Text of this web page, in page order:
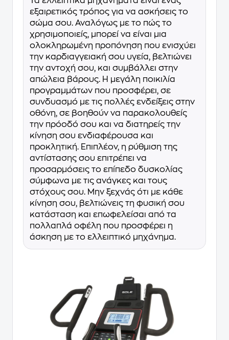
εξαιρετικός τρόπος για να ασκήσεις το
σώμα σου. Αναλόγως με το πώς το
χρησιμοποιείς, μπορεί να είναι μια
ολοκληρωμένη προπόνηση που ενισχύει
την καρδιαγγειακή σου υγεία, βελτιώνει
την αντοχή σου, και συμβάλλει στην
απώλεια βάρους. Η μεγάλη ποικιλία
προγραμμάτων που προσφέρει, σε
συνδυασμό με τις πολλές ενδείξεις στην
οθόνη, σε βοηθούν να παρακολουθείς
την πρόοδό σου και να διατηρείς την
κίνηση σου ενδιαφέρουσα και
προκλητική. Επιπλέον, η ρύθμιση της
αντίστασης σου επιτρέπει να
προσαρμόσεις το επίπεδο δυσκολίας
σύμφωνα με τις ανάγκες και τους
στόχους σου. Μην ξεχνάς ότι με κάθε
κίνηση σου, βελτιώνεις τη φυσική σου
κατάσταση και επωφελείσαι από τα
πολλαπλά οφέλη που προσφέρει η
άσκηση με το ελλειπτικό μηχάνημα.